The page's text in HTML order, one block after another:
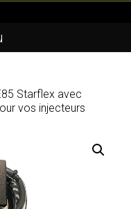
Starflex avec
vos injecteurs